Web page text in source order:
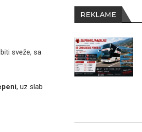
sveže, sa
, uz slab
REKLAME